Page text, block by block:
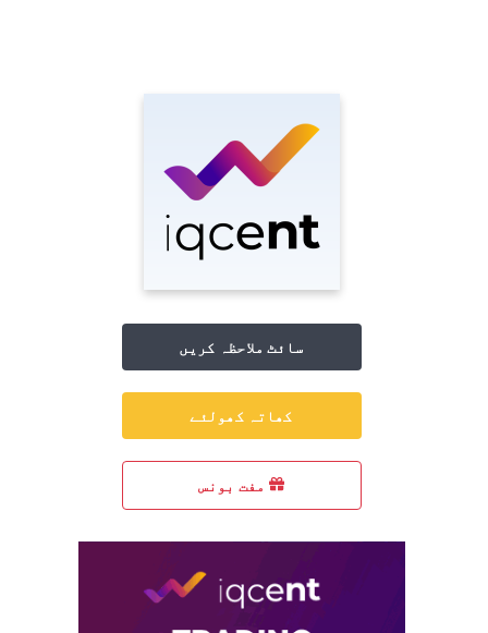
سائٹ ملاحظہ کریں
کھاتہ کھولئے
مفت بونس